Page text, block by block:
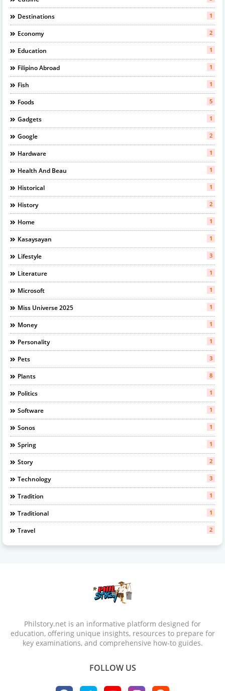
Destinations 1
Economy 2
Education 1
Filipino Abroad 1
Fish 1
Foods 5
Gadgets 1
Google 2
Hardware 1
Health And Beau 1
Historical 1
History 2
Home 1
Kasaysayan 1
Lifestyle 3
Literature 1
Microsoft 1
Miss Universe 2025 1
Money 1
Personality 1
Pets 3
Plants 8
Politics 1
Software 1
Sonos 1
Spring 1
Story 2
Technology 3
Tradition 1
Traditional 1
Travel 2
Philstory.net is an informative platform designed for
education, offering unique insights, resources to prepare for
key examinations, and comprehensive how-to guides.
FOLLOW US